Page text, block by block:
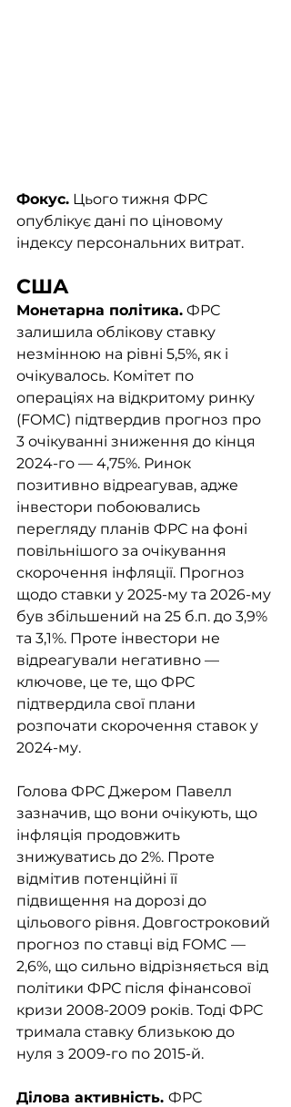
Фокус. Цього тижня ФРС
опублікує дані по ціновому
індексу персональних витрат.
США
Монетарна політика. ФРС
залишила облікову ставку
незмінною на рівні 5,5%, як і
очікувалось. Комітет по
операціях на відкритому ринку
(FOMC) підтвердив прогноз про
3 очікуванні зниження до кінця
2024-го — 4,75%. Ринок
позитивно відреагував, адже
інвестори побоювались
перегляду планів ФРС на фоні
повільнішого за очікування
скорочення інфляції. Прогноз
щодо ставки у 2025-му та 2026-му
був збільшений на 25 б.п. до 3,9%
та 3,1%. Проте інвестори не
відреагували негативно —
ключове, це те, що ФРС
підтвердила свої плани
розпочати скорочення ставок у
2024-му.
Голова ФРС Джером Павелл
зазначив, що вони очікують, що
інфляція продовжить
знижуватись до 2%. Проте
відмітив потенційні її
підвищення на дорозі до
цільового рівня. Довгостроковий
прогноз по ставці від FOMC —
2,6%, що сильно відрізняється від
політики ФРС після фінансової
кризи 2008-2009 років. Тоді ФРС
тримала ставку близькою до
нуля з 2009-го по 2015-й.
Ділова активність. ФРС